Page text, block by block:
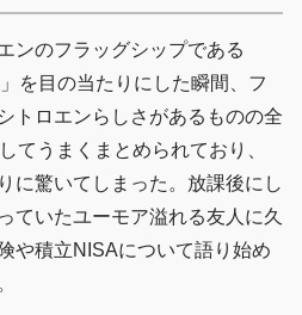
ンのフラッグシップである
を目の当たりにした瞬間、フ
トロエンらしさがあるものの全
てうまくまとめられており、
に驚いてしまった。放課後にし
ていたユーモア溢れる友人に久
や積立NISAについて語り始め